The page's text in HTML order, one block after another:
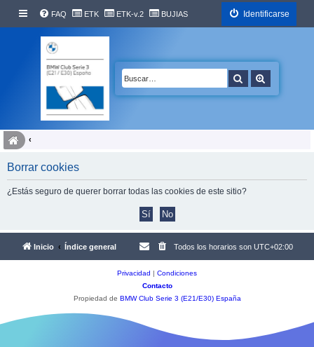
FAQ ETK ETK-v.2 BUJIAS Identificarse
Buscar
Borrar cookies
¿Estás seguro de querer borrar todas las cookies de este sitio?
Inicio Índice general Todos los horarios son UTC+02:00
Privacidad | Condiciones
Contacto
Propiedad de BMW Club Serie 3 (E21/E30) España